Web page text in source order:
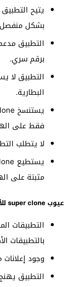
يتيح
بشكل منفصل
التطبيق
برقم سري.
التطبيق لا
البطارية.
فقط على
لا يتطلب
مثبتة على
عيوب super clone للأندرويد
التطبيقات
بالتطبيقات
وجود
التطبيق